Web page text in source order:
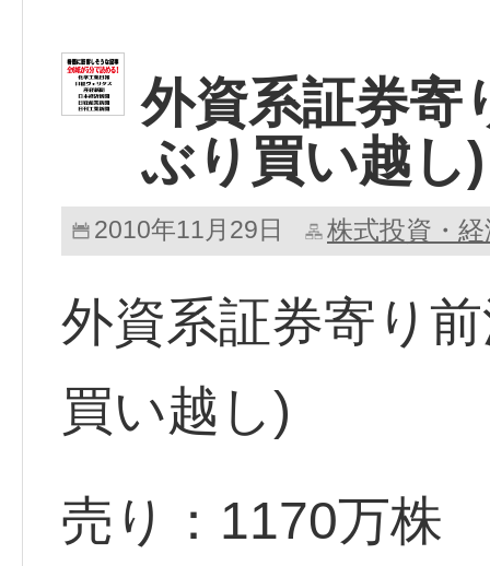
外資系証券寄
ぶり買い越し)
2010年11月29日 株式投資・
外資系証券寄り
買い越し)
売り：1170万株